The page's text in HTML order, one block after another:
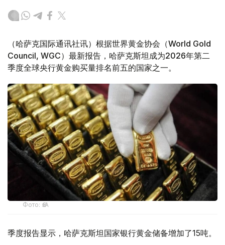
（哈萨克国际通讯社讯）根据世界黄金协会（World Gold
Council, WGC）最新报告，哈萨克斯坦成为2026年第二
季度全球央行黄金购买量排名前五的国家之一。
Фото: ӨзА
季度报告显示，哈萨克斯坦国家银行黄金储备增加了15吨。